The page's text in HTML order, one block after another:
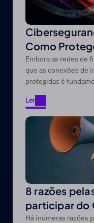
Como
Óptica
Embora as redes de
que as conexões de
protegidas é
Ler
Ler
8 razões
participar do
Há inúmeras razões